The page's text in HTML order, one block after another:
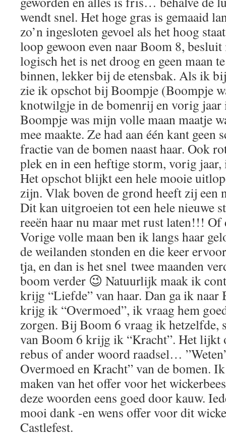
wendt snel. Het hoge gras is gemaaid
zo’n ingesloten gevoel als het hoog
loop gewoon even naar Boom 8,
logisch het is net droog en geen maan
binnen, lekker bij de etensbak. Als ik
zie ik opschot bij Boompje (Boompje
knotwilgje in de bomenrij en vorig jaar
Boompje was mijn volle maan maatje
mee maakte. Ze had aan één kant geen
fractie van de bomen naast haar. Ook
plek en in een heftige storm, vorig jaar,
Het opschot blijkt een hele mooie
zijn. Vlak boven de grond heeft zij een
Dit kan uitgroeien tot een hele nieuwe
reeën haar nu maar met rust laten!!! Of
Vorige volle maan ben ik langs haar
de weilanden stonden en die keer
tja, en dan is het snel twee maanden
boom verder 😉 Natuurlijk maak ik
krijg “Liefde” van haar. Dan ga ik naar
krijg ik “Overmoed”, ik vraag hem
zorgen. Bij Boom 6 vraag ik
van Boom 6 krijg ik “Kracht”. Het lijkt
rebus of ander woord raadsel…
Overmoed en Kracht” van de bomen.
maken van het offer voor het
deze woorden eens goed door kauw.
mooi dank -en wens offer voor dit
Castlefest.